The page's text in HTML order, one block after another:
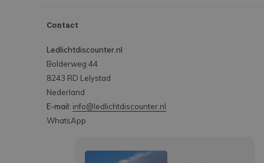
Contact
Ledlichtdiscounter.nl
Bolderweg 44
8243 RD Lelystad
Nederland
E-mail: info@ledlichtdiscounter.nl
WhatsApp